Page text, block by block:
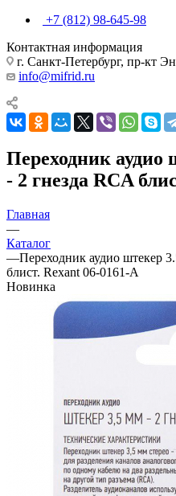
+7 (812) 98-645-98
Контактная информация
г. Санкт-Петербург, пр-кт
info@mifrid.ru
Переходник аудио
- 2 гнезда RCA
Главная
—
Каталог
—Переходник аудио штекер
блист. Rexant 06-0161-A
Новинка